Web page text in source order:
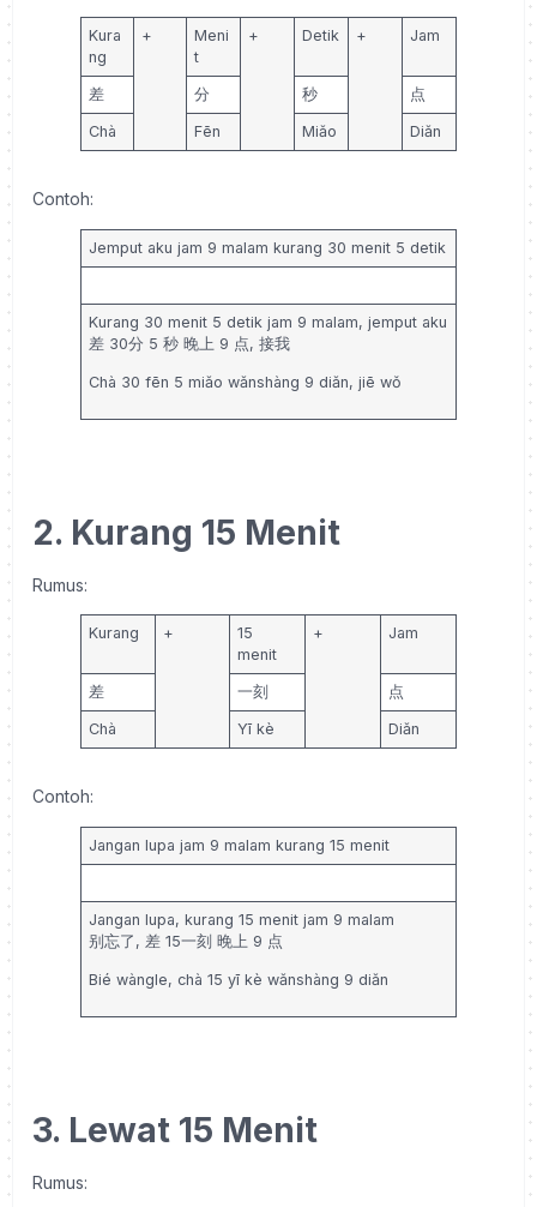
Kura
ng
+
Meni
t
+ Detik + Jam
差 分 秒 点
Chà Fēn Miǎo Diǎn
Contoh:
Jemput aku jam 9 malam kurang 30 menit 5 detik
Kurang 30 menit 5 detik jam 9 malam, jemput aku
差 30分 5 秒 晚上 9 点, 接我
Chà 30 fēn 5 miǎo wǎnshàng 9 diǎn, jiē wǒ
2. Kurang 15 Menit
Rumus:
Kurang +
15
menit
+ Jam
差 一刻 点
Chà Yī kè Diǎn
Contoh:
Jangan lupa jam 9 malam kurang 15 menit
Jangan lupa, kurang 15 menit jam 9 malam
别忘了, 差 15一刻 晚上 9 点
Bié wàngle, chà 15 yī kè wǎnshàng 9 diǎn
3. Lewat 15 Menit
Rumus: